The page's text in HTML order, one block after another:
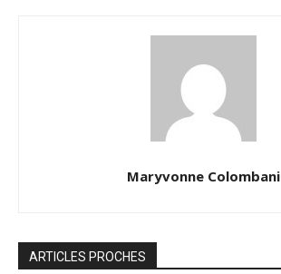
Maryvonne Colombani
ARTICLES PROCHES